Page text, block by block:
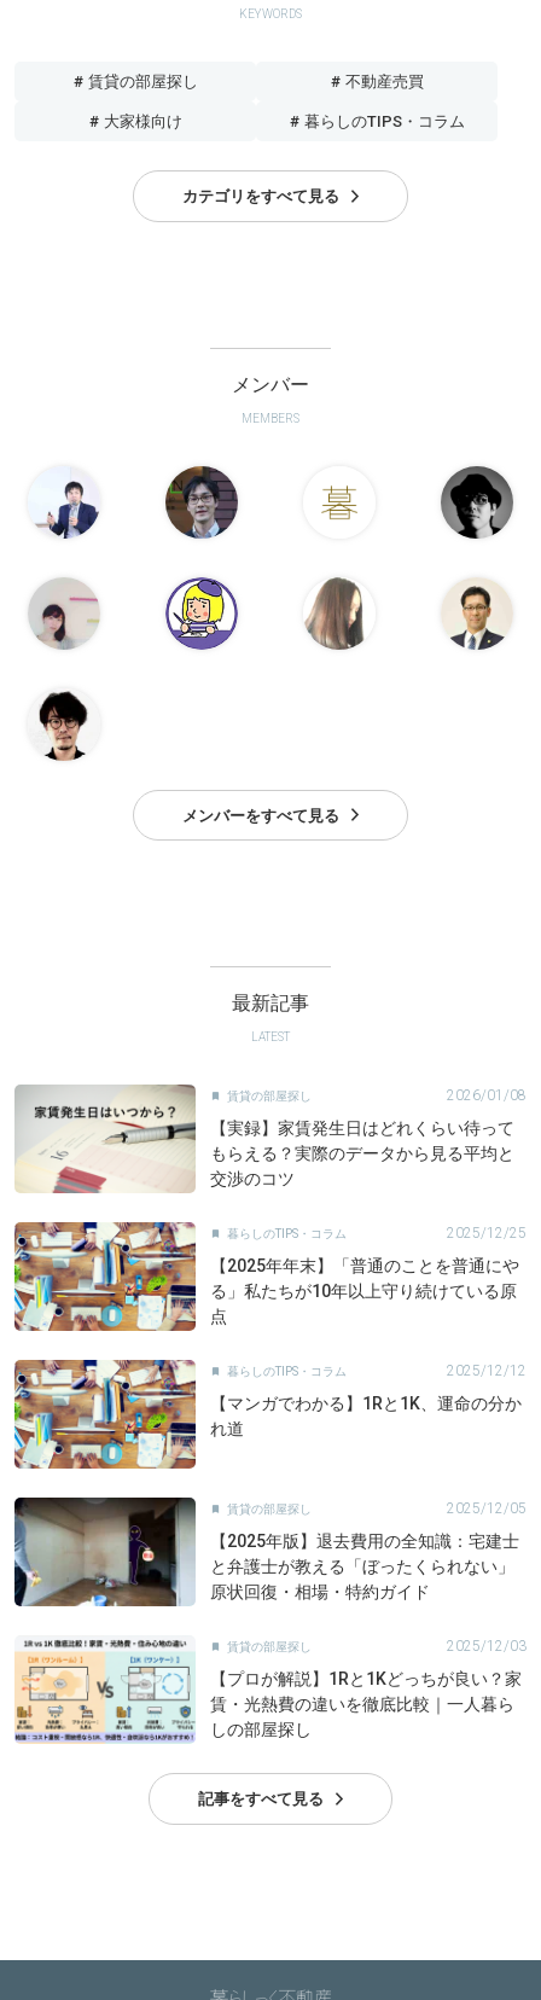
KEYWORDS
# 賃貸の部屋探し # 不動産売買
# 大家様向け # 暮らしのTIPS・コラム
カテゴリをすべて見る
メンバー
MEMBERS
メンバーをすべて見る
最新記事
LATEST
 賃貸の部屋探し 2026/01/08
【実録】家賃発生日はどれくらい待って
もらえる？実際のデータから見る平均と
交渉のコツ
 暮らしのTIPS・コラム 2025/12/25
【2025年年末】「普通のことを普通にや
る」私たちが10年以上守り続けている原
点
 暮らしのTIPS・コラム 2025/12/12
【マンガでわかる】1Rと1K、運命の分か
れ道
 賃貸の部屋探し 2025/12/05
【2025年版】退去費用の全知識：宅建士
と弁護士が教える「ぼったくられない」
原状回復・相場・特約ガイド
 賃貸の部屋探し 2025/12/03
【プロが解説】1Rと1Kどっちが良い？家
賃・光熱費の違いを徹底比較｜一人暮ら
しの部屋探し
記事をすべて見る